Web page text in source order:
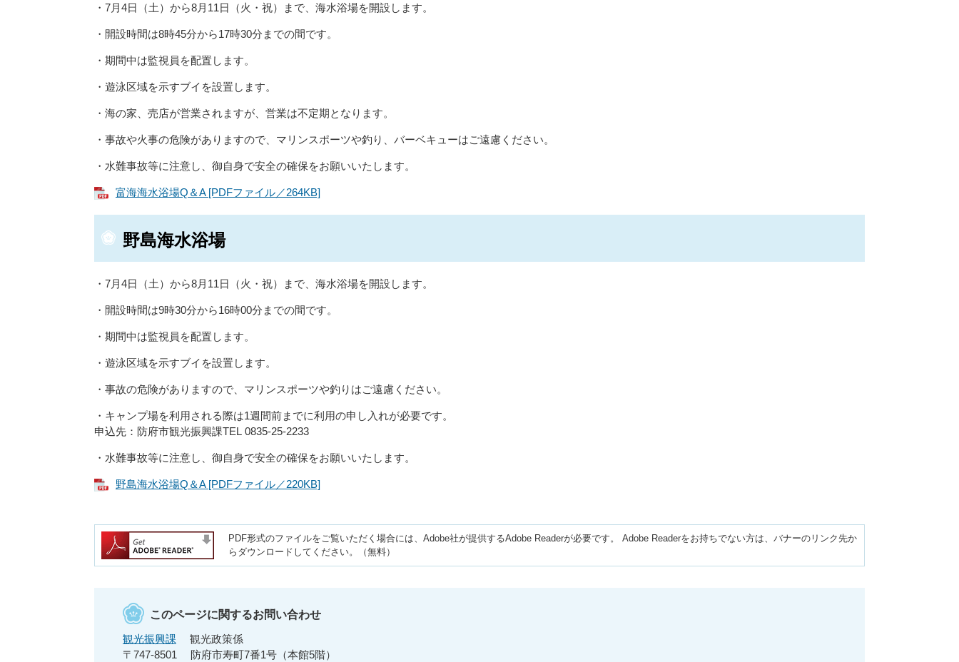
・7月4日（土）から8月11日（火・祝）まで、海水浴場を開設します。
・開設時間は8時45分から17時30分までの間です。
・期間中は監視員を配置します。
・遊泳区域を示すブイを設置します。
・海の家、売店が営業されますが、営業は不定期となります。
・事故や火事の危険がありますので、マリンスポーツや釣り、バーベキューはご遠慮ください。
・水難事故等に注意し、御自身で安全の確保をお願いいたします。
富海海水浴場Q＆A [PDFファイル／264KB]
野島海水浴場
・7月4日（土）から8月11日（火・祝）まで、海水浴場を開設します。
・開設時間は9時30分から16時00分までの間です。
・期間中は監視員を配置します。
・遊泳区域を示すブイを設置します。
・事故の危険がありますので、マリンスポーツや釣りはご遠慮ください。
・キャンプ場を利用される際は1週間前までに利用の申し入れが必要です。
申込先：防府市観光振興課TEL 0835-25-2233
・水難事故等に注意し、御自身で安全の確保をお願いいたします。
野島海水浴場Q＆A [PDFファイル／220KB]
PDF形式のファイルをご覧いただく場合には、Adobe社が提供するAdobe Readerが必要です。
Adobe Readerをお持ちでない方は、バナーのリンク先か
らダウンロードしてください。（無料）
このページに関するお問い合わせ
観光振興課
観光政策係
〒747-8501
防府市寿町7番1号（本館5階）